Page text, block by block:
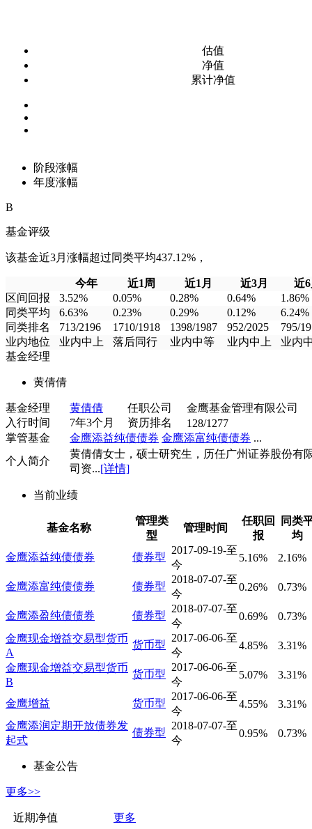
估值
净值
累计净值
阶段涨幅
年度涨幅
B
基金评级
该基金近3月涨幅超过同类平均437.12%，
今年 近1周 近1月 近3月
近
区间回报
3.52% 0.05% 0.28% 0.64%
1.86%
同类平均
6.63% 0.23% 0.29% 0.12%
6.24%
同类排名
713/2196 1710/1918 1398/1987 952/2025
795/
业内地位
业内中上 落后同行 业内中等 业内中上
业内
基金经理
黄倩倩
基金经理 黄倩倩 任职公司
金鹰基金管理有限公司
入行时间
7年3个月 资历排名
128/1277
掌管基金
金鹰添益纯债债券 金鹰添富纯债债券 ...
个人简介
黄倩倩女士，硕士研究生，历任广州证券股份有
司资...[详情]
当前业绩
基金名称
管理类
型
管理时间
任职回
报
同类
均
金鹰添益纯债债券
债券型
2017-09-19-至
今
5.16% 2.16%
金鹰添富纯债债券 债券型
2018-07-07-至
今
0.26% 0.73%
金鹰添盈纯债债券 债券型
2018-07-07-至
今
0.69%
0.73%
金鹰现金增益交易型货币
A
货币型
2017-06-06-至
今
4.85%
3.31%
金鹰现金增益交易型货币
B
货币型
2017-06-06-至
今
5.07% 3.31%
金鹰增益 货币型
2017-06-06-至
今
4.55%
3.31%
金鹰添润定期开放债券发
起式
债券型
2018-07-07-至
今
0.95% 0.73%
基金公告
更多>>
近期净值 更多